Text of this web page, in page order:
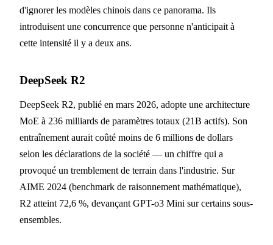
d'ignorer les modèles chinois dans ce panorama. Ils
introduisent une concurrence que personne n'anticipait à
cette intensité il y a deux ans.
DeepSeek R2
DeepSeek R2, publié en mars 2026, adopte une architecture
MoE à 236 milliards de paramètres totaux (21B actifs). Son
entraînement aurait coûté moins de 6 millions de dollars
selon les déclarations de la société — un chiffre qui a
provoqué un tremblement de terrain dans l'industrie. Sur
AIME 2024 (benchmark de raisonnement mathématique),
R2 atteint 72,6 %, devançant GPT-o3 Mini sur certains sous-
ensembles.